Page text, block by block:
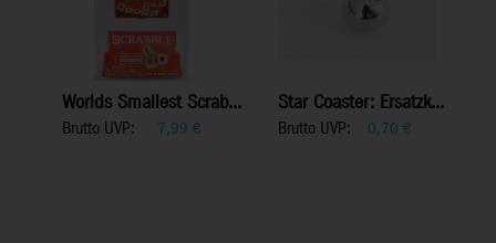
Worlds Smallest Scrab...
Brutto UVP: 7,99 €
Star Coaster: Ersatzk...
Brutto UVP: 0,70 €